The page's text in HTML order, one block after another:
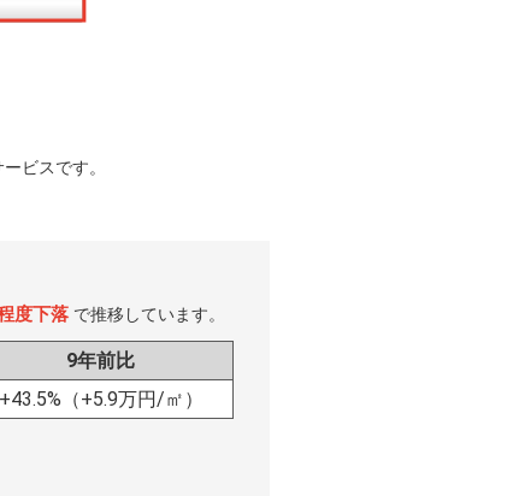
ビスです。
度下落 で推移しています。
9年前比
+43.5% （+5.9万円/㎡）